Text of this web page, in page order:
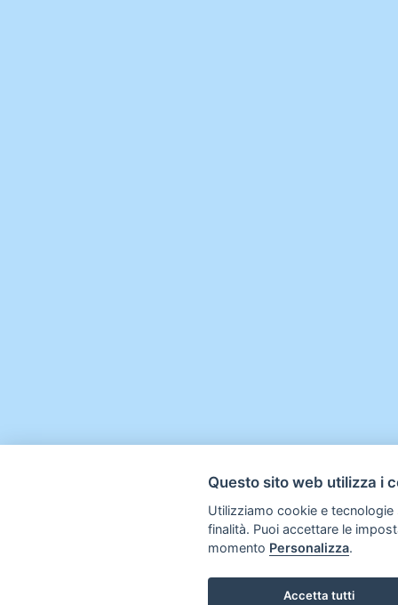
Questo sito web utilizza i
Utilizziamo cookie e
finalità. Puoi accettare le
momento Personalizza.
Accetta tutti